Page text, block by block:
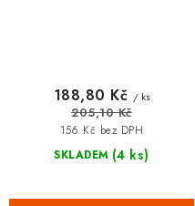
SKLADEM (4 ks)
156 Kč bez DPH
188,80 Kč / ks
205,10 Kč